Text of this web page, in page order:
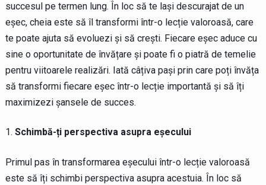
succesul pe termen lung. În loc să te lași descurajat de un
eșec, cheia este să îl transformi într-o lecție valoroasă, care
te poate ajuta să evoluezi și să crești. Fiecare eșec aduce cu
sine o oportunitate de învățare și poate fi o piatră de temelie
pentru viitoarele realizări. Iată câțiva pași prin care poți învăța
să transformi fiecare eșec într-o lecție importantă și să îți
maximizezi șansele de succes.
Schimbă-ți perspectiva asupra eșecului
Primul pas în transformarea eșecului într-o lecție valoroasă
este să îți schimbi perspectiva asupra acestuia. În loc să